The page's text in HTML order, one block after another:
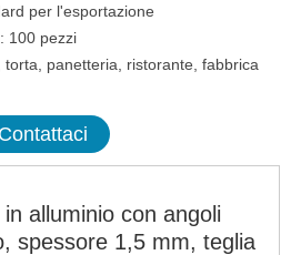
per l'esportazione
100 pezzi
panetteria, ristorante, fabbrica
Contattaci
alluminio con angoli
spessore 1,5 mm, teglia